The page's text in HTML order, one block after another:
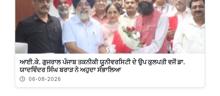
ਆਈ.ਕੇ. ਗੁਜਰਾਲ ਪੰਜਾਬ ਤਕਨੀਕੀ ਯੂਨੀਵਰਸਿਟੀ ਦੇ ਉਪ ਕੁਲਪਤੀ ਵਜੋਂ ਡਾ.
ਯਾਦਵਿੰਦਰ ਸਿੰਘ ਬਰਾੜ ਨੇ ਅਹੁਦਾ ਸੰਭਾਲਿਆ
06-08-2026